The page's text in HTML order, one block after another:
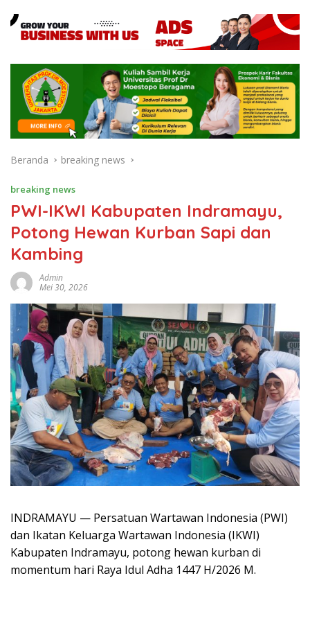
Beranda breaking news
breaking news
PWI-IKWI Kabupaten Indramayu,
Potong Hewan Kurban Sapi dan
Kambing
Admin
Mei 30, 2026
INDRAMAYU — Persatuan Wartawan Indonesia (PWI)
dan Ikatan Keluarga Wartawan Indonesia (IKWI)
Kabupaten Indramayu, potong hewan kurban di
momentum hari Raya Idul Adha 1447 H/2026 M.